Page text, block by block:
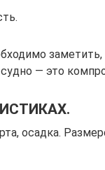
заметить,
— это
осадка.